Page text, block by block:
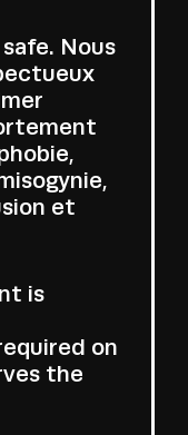
Nous
et
is
on
the